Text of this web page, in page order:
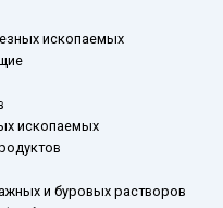
ископаемых
ископаемых
и буровых растворов